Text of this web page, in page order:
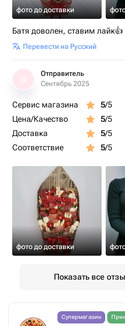
фото до доставки
Батя доволен, ставим лайк👍
Перевести на Русский
Отправитель
Сентябрь 2025
Сервис магазина 5/5
Цена/Качество
5/5
Доставка
5/5
Соответствие
5/5
фото до доставки
Показать все
Супермагазин